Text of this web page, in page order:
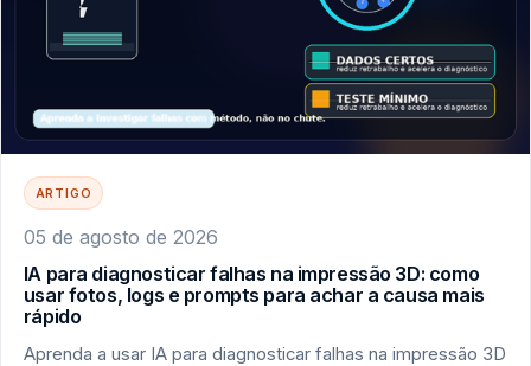
ARTIGO
05 de agosto de 2026
IA para diagnosticar falhas na impressão 3D: como
usar fotos, logs e prompts para achar a causa mais
rápido
Aprenda a usar IA para diagnosticar falhas na impressão 3D